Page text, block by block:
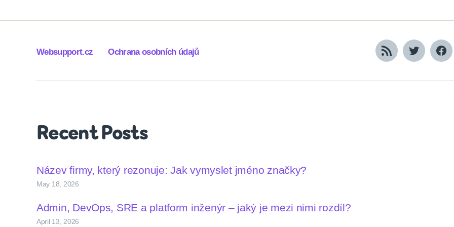
Websupport.cz Ochrana osobních údajů RSS Twitter
Recent Posts
Název firmy, který rezonuje: Jak vymyslet jméno značky?
May 18, 2026
Admin, DevOps, SRE a platform inženýr – jaký je mezi nimi rozdíl?
April 13, 2026